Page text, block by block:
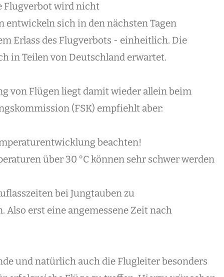
Flugverbot wird nicht
sich in den nächsten Tagen
Erlass des Flugverbots - einheitlich. Die
in Teilen von Deutschland erwartet.
von Flügen liegt damit wieder allein beim
(FSK) empfiehlt aber:
beachten!
über 30 °C können sehr schwer werden
bei Jungtauben zu
erst eine angemessene Zeit nach
und natürlich auch die Flugleiter besonders